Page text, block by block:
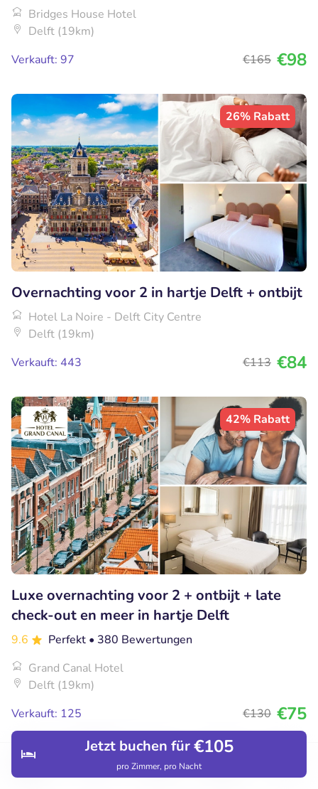
Entdecken Restaurants Buchungen
Jetzt buchen für€105
pro Zimmer, pro Nacht
Bridges House Hotel
Delft (19km)
Verkauft: 97
€165 €98
26% Rabatt
Overnachting voor 2 in hartje Delft + ontbijt
Hotel La Noire - Delft City Centre
Delft (19km)
Verkauft: 443
€113 €84
42% Rabatt
Luxe overnachting voor 2 + ontbijt + late
check-out en meer in hartje Delft
9.6 Perfekt • 380 Bewertungen
Grand Canal Hotel
Delft (19km)
Verkauft: 125
€130 €75